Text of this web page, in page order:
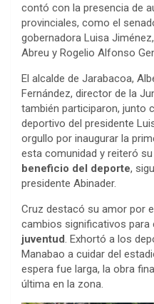
contó con la presencia de
provinciales, como el
gobernadora Luisa
Abreu y Rogelio Alfonso
El alcalde de Jarabacoa,
Fernández, director de la
también participaron, junto
deportivo del presidente
orgullo por inaugurar la
esta comunidad y reiteró su
beneficio del deporte,
presidente Abinader.
Cruz destacó su amor por
cambios significativos para
juventud. Exhortó a los
Manabao a cuidar del
espera fue larga, la obra
última en la zona.